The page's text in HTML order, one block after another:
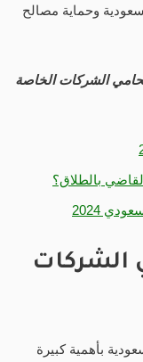
وحماية مصالح
الشركات الخاصة
بالطلاق؟
2024
الشركات
بأهمية كبيرة